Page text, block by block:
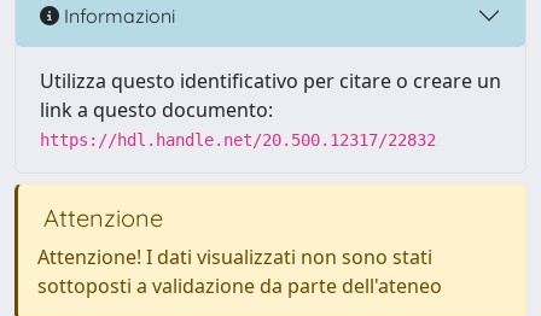
Informazioni
Utilizza questo identificativo per citare o creare un
link a questo documento:
https://hdl.handle.net/20.500.12317/22832
Attenzione
Attenzione! I dati visualizzati non sono stati
sottoposti a validazione da parte dell'ateneo